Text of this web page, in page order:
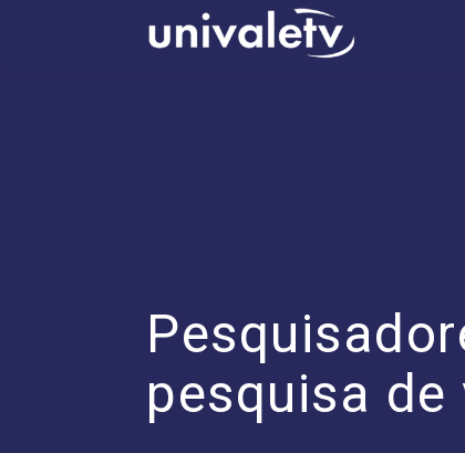
pesquisa